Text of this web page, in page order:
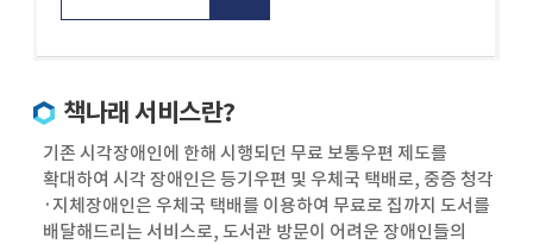
책나래 서비스란?
기존 시각장애인에 한해 시행되던 무료 보통우편 제도를
확대하여 시각 장애인은 등기우편 및 우체국 택배로, 중증 청각
·지체장애인은 우체국 택배를 이용하여 무료로 집까지 도서를
배달해드리는 서비스로, 도서관 방문이 어려운 장애인들의